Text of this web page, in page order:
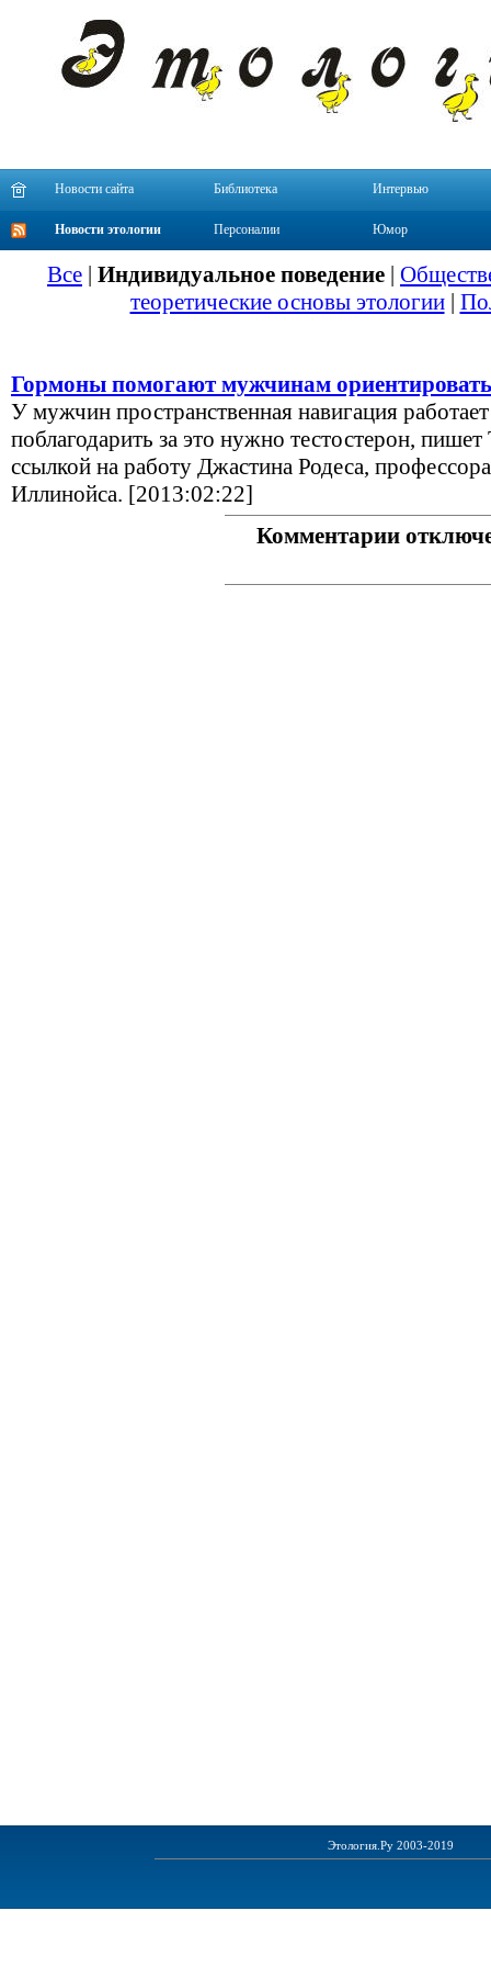
Новости сайта Библиотека Интервью
Новости этологии Персоналии Юмор
Все | Индивидуальное поведение |
теоретические основы этологии|
Гормоны помогают мужчинам
У мужчин пространственная навигация
поблагодарить за это нужно тестостерон,
ссылкой на работу Джастина Родеса,
Иллинойса. [2013:02:22]
Комментарии
Этология.Ру 2003-2019